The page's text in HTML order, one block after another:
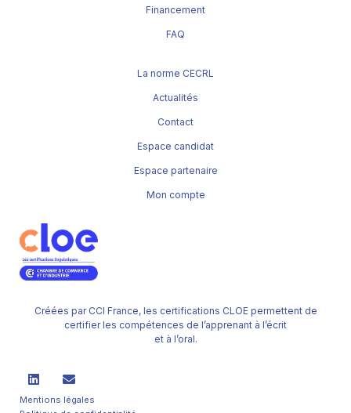
Créées par CCI France, les certifications CLOE permettent de
certifier les compétences de l’apprenant à l’écrit
et à l’oral.
Mentions légales
Financement
FAQ
La norme CECRL
Actualités
Contact
Espace candidat
Espace partenaire
Mon compte